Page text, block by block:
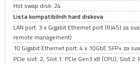
Hot swap disk: 24
Lista kompatibilnih hard diskova
LAN port: 3 x Gigabit Ethernet port (RJ45) za
remote management)
10 Gigabit Ethernet port: 4 x 10GbE SFP+ za
PCIe slot: 2, Slot 1: PCIe Gen3 x8 (CPU), Slot 2: